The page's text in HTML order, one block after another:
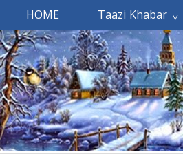
HOME Taazi Khabar
Welcomes You.....